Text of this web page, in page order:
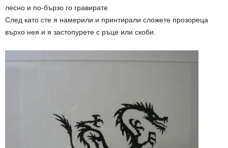
лесно и по-бързо го гравирате
След като сте я намерили и принтирали сложете прозореца
върхо нея и я застопурете с ръце или скоби.